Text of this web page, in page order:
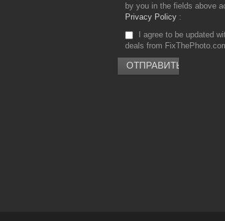
by you in the fields above
Privacy Policy
I agree to be updated
deals from